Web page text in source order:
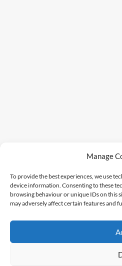
Manage
To provide the best experiences, we use
device information. Consenting to these
browsing behaviour or unique IDs on this
may adversely affect certain features and